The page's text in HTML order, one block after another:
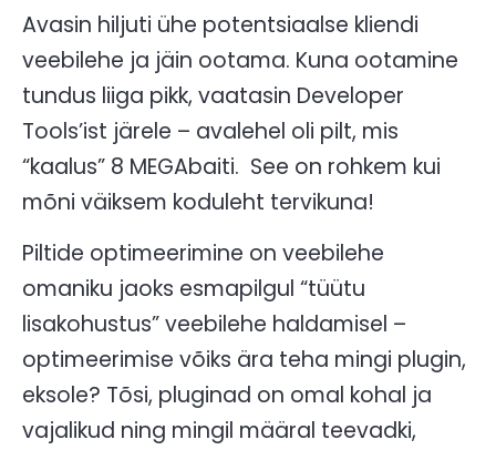
Avasin hiljuti ühe potentsiaalse kliendi
veebilehe ja jäin ootama. Kuna ootamine
tundus liiga pikk, vaatasin Developer
Tools’ist järele – avalehel oli pilt, mis
“kaalus” 8 MEGAbaiti. See on rohkem kui
mõni väiksem koduleht tervikuna!
Piltide optimeerimine on veebilehe
omaniku jaoks esmapilgul “tüütu
lisakohustus” veebilehe haldamisel –
optimeerimise võiks ära teha mingi plugin,
eksole? Tõsi, pluginad on omal kohal ja
vajalikud ning mingil määral teevadki,